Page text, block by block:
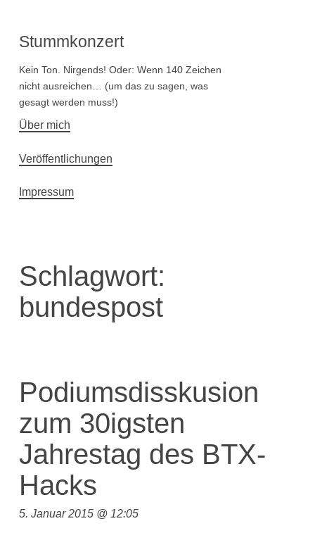
Stummkonzert
Kein Ton. Nirgends! Oder: Wenn 140 Zeichen
nicht ausreichen… (um das zu sagen, was
gesagt werden muss!)
Hauptnavigation
Über mich
Veröffentlichungen
Impressum
Schlagwort:
bundespost
Podiumsdisskusion
zum 30igsten
Jahrestag des BTX-
Hacks
5. Januar 2015 @ 12:05